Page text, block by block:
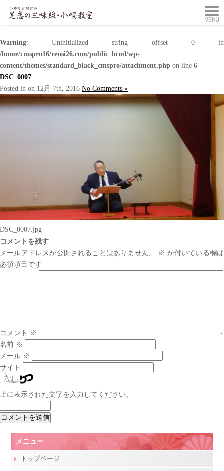
Warning: Uninitialized string offset 0 in
/home/cmspro16/rensi26.com/public_html/wp-
content/themes/standard_black_cmspro/attachment.php on line 6
DSC_0007
Posted in on 12月 7th, 2016 No Comments »
DSC_0007.jpg
コメントを残す
メールアドレスが公開されることはありません。
※ が付いている欄は
必須項目です
コメント ※
名前 ※
メール ※
サイト
上に表示された文字を入力してください。
メニュー
トップページ